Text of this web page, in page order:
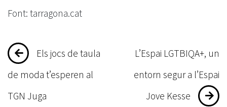
Font: tarragona.cat
Navegació
d'entrades
Els jocs de taula
de moda t’esperen al
TGN Juga
L’Espai LGTBIQA+, un
entorn segur a l’Espai
Jove Kesse